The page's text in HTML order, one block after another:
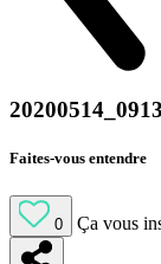
Faites-vous entendre
0 Ça vous